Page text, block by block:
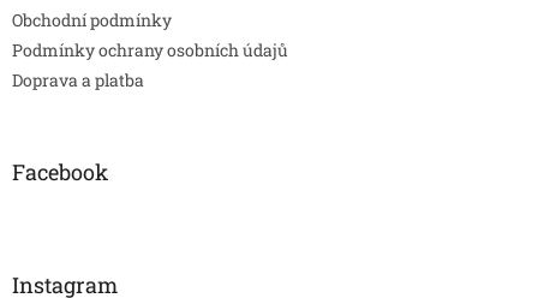
Obchodní podmínky
Podmínky ochrany osobních údajů
Doprava a platba
Facebook
Instagram